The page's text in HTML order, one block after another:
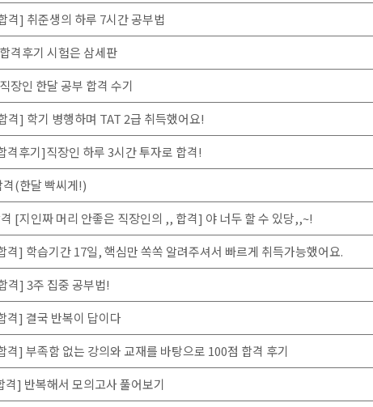
격] 취준생의 하루 7시간 공부법
격후기 시험은 삼세판
장인 한달 공부 합격 수기
격] 학기 병행하며 TAT 2급 취득했어요!
격후기]직장인 하루 3시간 투자로 합격!
격(한달 빡씨게!)
[지인짜 머리 안좋은 직장인의 ,, 합격] 야 너두 할 수 있당,,~!
격] 학습기간 17일, 핵심만 쏙쏙 알려주셔서 빠르게 취득가능했어요.
격] 3주 집중 공부법!
격] 결국 반복이 답이다
격] 부족함 없는 강의와 교재를 바탕으로 100점 합격 후기
격] 반복해서 모의고사 풀어보기